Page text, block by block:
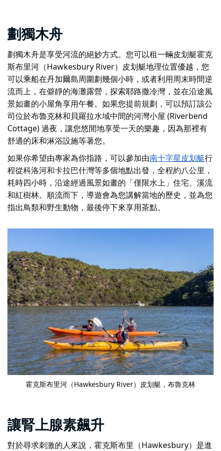
劃獨木舟
劃獨木舟是享受河流的絕妙方式。您可以租一輛皮划艇霍克
斯布里河（Hawkesbury River）皮划艇地理位置優越，您
可以乘船在丹加爾島周圍劃幾個小時 ，或者利用周末時間逆
流而上，在僻靜的海灘露營，探索耶路撒冷灣，並在沿途風
景如畫的小屋角享用午餐。如果您提前規劃 ，可以預訂該公
司位於布魯克林和貝羅拉水域中間的河灣小屋 (Riverbend
Cottage) 過夜，讓您悠閒地享受一天的樂趣，因為那裡有
舒適的床和淋浴設施等著您。
如果你希望由專家為你指路，可以參加由南十字星皮划艇行
程從科洛河和卡拉巴什灣等多個地點出發，全程約八公里，
耗時四小時， 沿途經過風景如畫的「僅限水上」住宅、溪流
和紅樹林。順流而下，導遊會為您講解當地的歷史，並為您
指出鳥類和野生動物，最後停下來享用茶點。
霍克斯布里河（Hawkesbury River）皮划艇 ，布魯克林
讓腎上腺素飆升
對於尋求刺激的人來說，霍克斯布里（Hawkesbury）是進